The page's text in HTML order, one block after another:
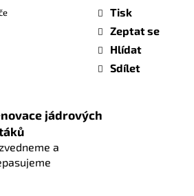
Tisk
Zeptat se
Hlídat
Sdílet
jádrových
a